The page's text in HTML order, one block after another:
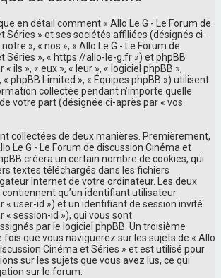
en détail comment « Allo Le G - Le Forum de
Séries » et ses sociétés affiliées (désignés ci-
», « nos », « Allo Le G - Le Forum de
Séries », « https://allo-le-g.fr ») et phpBB
ils », « eux », « leur », « logiciel phpBB »,
phpBB Limited », « Équipes phpBB ») utilisent
collectée pendant n’importe quelle
votre part (désignée ci-après par « vos
collectées de deux manières. Premièrement,
Le G - Le Forum de discussion Cinéma et
créera un certain nombre de cookies, qui
textes téléchargés dans les fichiers
Internet de votre ordinateur. Les deux
qu’un identifiant utilisateur
« user-id ») et un identifiant de session invité
« session-id »), qui vous sont
par le logiciel phpBB. Un troisième
fois que vous naviguerez sur les sujets de « Allo
Cinéma et Séries » et est utilisé pour
sur les sujets que vous avez lus, ce qui
sur le forum.